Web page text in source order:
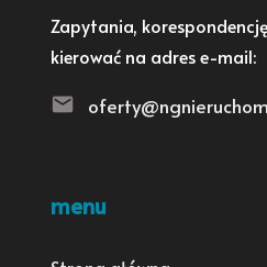
Zapytania,
kierować na adres e-mail:
menu